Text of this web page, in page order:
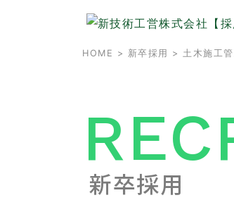
HOME > 新卒採用 > 土木施工管
新卒採用